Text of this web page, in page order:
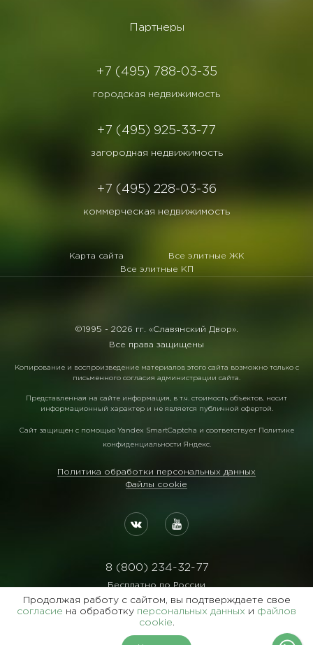
Партнеры
+7 (495) 788-03-35
городская недвижимость
+7 (495) 925-33-77
загородная недвижимость
+7 (495) 228-03-36
коммерческая недвижимость
Карта сайта
Все элитные ЖК
Все элитные КП
©1995 - 2026 гг. «Славянский Двор».
Все права защищены
Копирование и воспроизведение материалов этого сайта возможно только с
письменного согласия администрации сайта.
Представленная на сайте информация, в т.ч. стоимость объектов, носит
информационный характер и не является публичной офертой.
Сайт защищен с помощью Yandex SmartCaptcha и соответствует Политике
конфиденциальности Яндекс.
Политика обработки персональных данных
Файлы cookie
8 (800) 234-32-77
Бесплатно по России
ООО Агентство "Славянский Двор"
Продолжая работу с сайтом, вы подтверждаете свое
согласие на обработку персональных данных и файлов
cookie.